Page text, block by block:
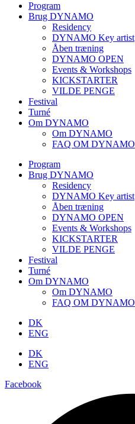
Program
Brug DYNAMO
Residency
DYNAMO Key artist
Åben træning
DYNAMO OPEN
Events & Workshops
KICKSTARTER
VILDE PENGE
Festival
Turné
Om DYNAMO
Om DYNAMO
FAQ OM DYNAMO
Program
Brug DYNAMO
Residency
DYNAMO Key artist
Åben træning
DYNAMO OPEN
Events & Workshops
KICKSTARTER
VILDE PENGE
Festival
Turné
Om DYNAMO
Om DYNAMO
FAQ OM DYNAMO
DK
ENG
DK
ENG
Facebook